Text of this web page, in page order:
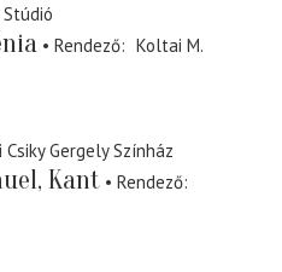
Rendező
Koltai M.
Csiky Gergely Színház
Kant
Rendező